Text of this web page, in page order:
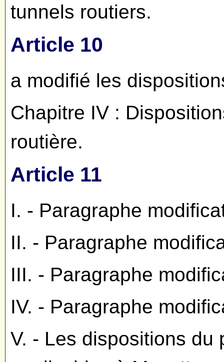
tunnels routiers.
Article 10
a modifié les
Chapitre IV :
routière.
Article 11
I. - Paragraphe
II. - Paragraphe
III. - Paragraphe
IV. - Paragraphe
V. - Les dispositions du